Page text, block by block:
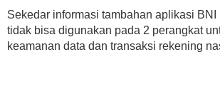
Sekedar informasi tambahan aplikasi
tidak bisa digunakan pada 2 perangkat
keamanan data dan transaksi rekening